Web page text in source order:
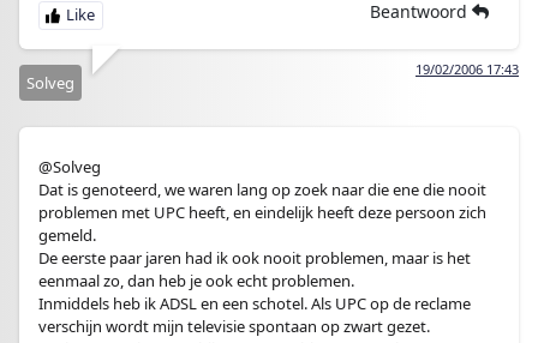
Beantwoord
19/02/2006 17:43
Solveg
@Solveg
Dat is genoteerd, we waren lang op zoek naar die ene die nooit
problemen met UPC heeft, en eindelijk heeft deze persoon zich
gemeld.
De eerste paar jaren had ik ook nooit problemen, maar is het
eenmaal zo, dan heb je ook echt problemen.
Inmiddels heb ik ADSL en een schotel. Als UPC op de reclame
verschijn wordt mijn televisie spontaan op zwart gezet.